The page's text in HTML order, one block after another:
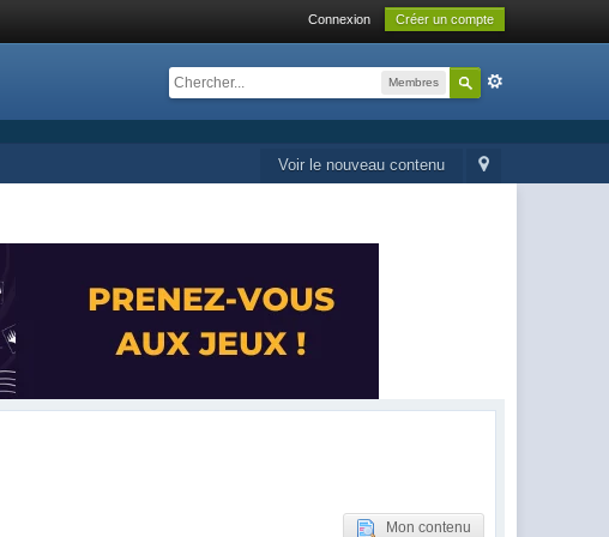
Connexion Créer un compte
Membres
Voir le nouveau contenu
Mon contenu